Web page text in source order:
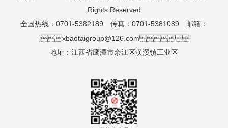
Rights Reserved
全国热线：0701-5382189 传真：0701-5381089 邮箱：
jxbaotaigroup@126.com
地址：江西省鹰潭市余江区潢溪镇工业区